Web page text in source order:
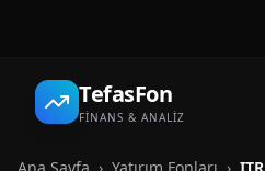
TefasFon
FİNANS & ANALİZ